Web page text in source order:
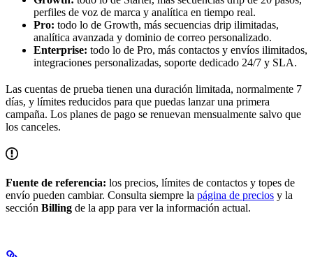
perfiles de voz de marca y analítica en tiempo real.
Pro: todo lo de Growth, más secuencias drip ilimitadas,
analítica avanzada y dominio de correo personalizado.
Enterprise: todo lo de Pro, más contactos y envíos ilimitados,
integraciones personalizadas, soporte dedicado 24/7 y SLA.
Las cuentas de prueba tienen una duración limitada, normalmente 7
días, y límites reducidos para que puedas lanzar una primera
campaña. Los planes de pago se renuevan mensualmente salvo que
los canceles.
Fuente de referencia: los precios, límites de contactos y topes de
envío pueden cambiar. Consulta siempre la página de precios y la
sección Billing de la app para ver la información actual.